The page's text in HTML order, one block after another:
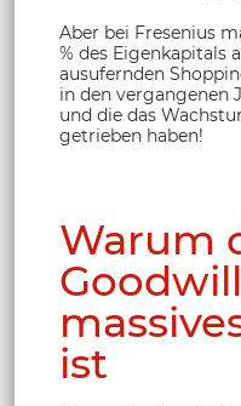
Aber bei Fresenius
% des Eigenkapitals
ausufernden
in den vergangenen
und die das
getrieben haben!
Warum
ist